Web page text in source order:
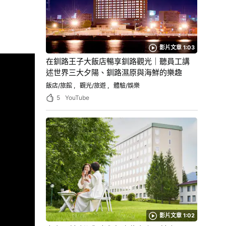
影片文章 1:03
在釧路王子大飯店暢享釧路觀光｜聽員工講
述世界三大夕陽、釧路濕原與海鮮的樂趣
飯店/旅館 觀光/旅遊
體驗/娛樂
5
YouTube
影片文章 1:02